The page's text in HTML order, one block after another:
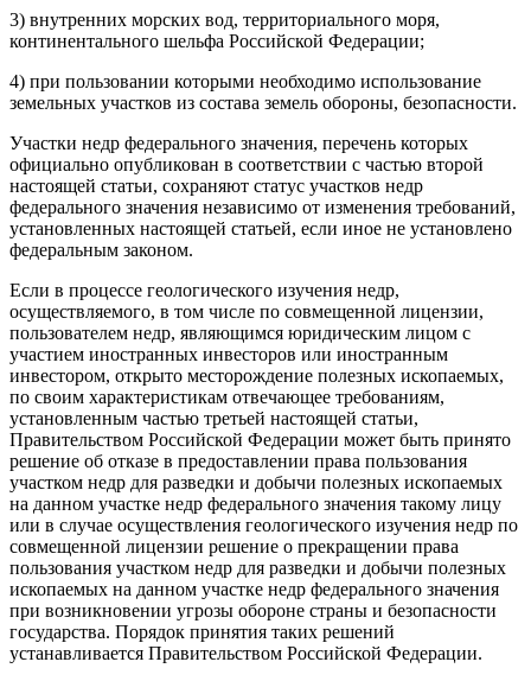
3) внутренних морских вод, территориального моря,
континентального шельфа Российской Федерации;
4) при пользовании которыми необходимо использование
земельных участков из состава земель обороны, безопасности.
Участки недр федерального значения, перечень которых
официально опубликован в соответствии с частью второй
настоящей статьи, сохраняют статус участков недр
федерального значения независимо от изменения требований,
установленных настоящей статьей, если иное не установлено
федеральным законом.
Если в процессе геологического изучения недр,
осуществляемого, в том числе по совмещенной лицензии,
пользователем недр, являющимся юридическим лицом с
участием иностранных инвесторов или иностранным
инвестором, открыто месторождение полезных ископаемых,
по своим характеристикам отвечающее требованиям,
установленным частью третьей настоящей статьи,
Правительством Российской Федерации может быть принято
решение об отказе в предоставлении права пользования
участком недр для разведки и добычи полезных ископаемых
на данном участке недр федерального значения такому лицу
или в случае осуществления геологического изучения недр по
совмещенной лицензии решение о прекращении права
пользования участком недр для разведки и добычи полезных
ископаемых на данном участке недр федерального значения
при возникновении угрозы обороне страны и безопасности
государства. Порядок принятия таких решений
устанавливается Правительством Российской Федерации.